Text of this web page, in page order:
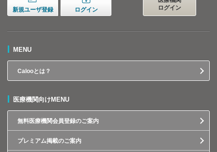
新規ユーザ登録 ログイン
ログイン
MENU
Calooとは？
医療機関向けMENU
無料医療機関会員登録のご案内
プレミアム掲載のご案内